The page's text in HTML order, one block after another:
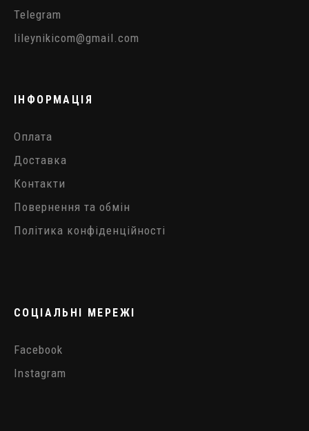
Telegram
lileynikicom@gmail.com
ІНФОРМАЦІЯ
Оплата
Доставка
Контакти
Повернення та обмін
Політика конфіденційності
СОЦІАЛЬНІ МЕРЕЖІ
Facebook
Instagram